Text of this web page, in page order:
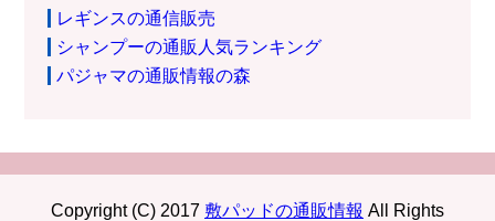
レギンスの通信販売
シャンプーの通販人気ランキング
パジャマの通販情報の森
Copyright (C) 2017 敷パッドの通販情報 All Rights